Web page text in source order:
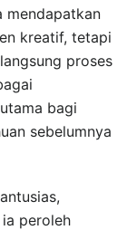
mendapatkan
kreatif, tetapi
proses
bagi
sebelumnya
peroleh